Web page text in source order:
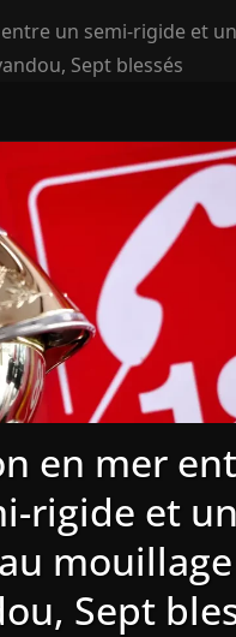
un semi-rigide et
Sept blessés
en mer
rigide et un
Sept